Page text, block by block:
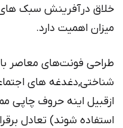
خلاق درآفرینش سبک
میزان اهمیت دارد.
طراحی فونت‌های معاصر
شناختی,دغدغه های
ازقبیل اینه حروف چاپی
استفاده شوند) تعادل